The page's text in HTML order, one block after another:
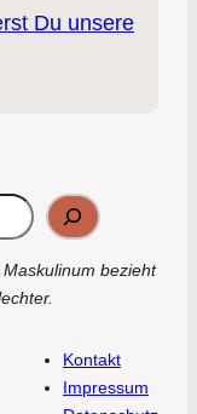
Du unsere
bezieht
Kontakt
Impressum